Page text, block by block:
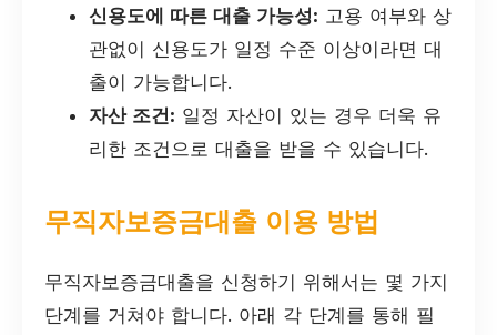
신용도에 따른 대출 가능성: 고용 여부와 상
관없이 신용도가 일정 수준 이상이라면 대
출이 가능합니다.
자산 조건: 일정 자산이 있는 경우 더욱 유
리한 조건으로 대출을 받을 수 있습니다.
무직자보증금대출 이용 방법
무직자보증금대출을 신청하기 위해서는 몇 가지
단계를 거쳐야 합니다. 아래 각 단계를 통해 필